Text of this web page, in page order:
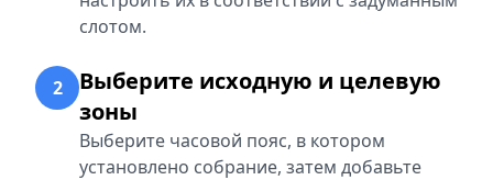
слотом.
2
Выберите исходную и целевую
зоны
Выберите часовой пояс, в котором
установлено собрание, затем добавьте